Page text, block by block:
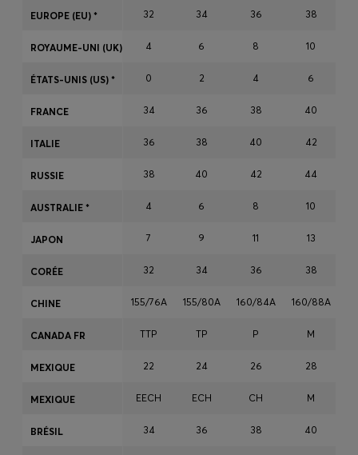
Cadeaux
Découvrez
FAQ et aide
Magasins
32 34 36 38
4 6 8 10
0 2 4 6
34 36 38 40
36 38 40 42
38 40 42 44
4 6 8 10
7 9 11 13
32 34 36 38
155/76A 155/80A 160/84A 160/88A
TTP TP P M
22 24 26 28
EECH ECH CH M
34 36 38 40
EUROPE (EU) *
ROYAUME-UNI (UK) *
ÉTATS-UNIS (US) *
FRANCE
ITALIE
RUSSIE
AUSTRALIE *
JAPON
CORÉE
CHINE
CANADA FR
MEXIQUE
MEXIQUE
BRÉSIL